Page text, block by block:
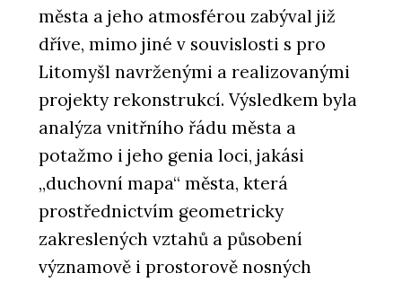
města a jeho atmosférou zabýval již
dříve, mimo jiné v souvislosti s pro
Litomyšl navrženými a realizovanými
projekty rekonstrukcí. Výsledkem byla
analýza vnitřního řádu města a
potažmo i jeho genia loci, jakási
„duchovní mapa“ města, která
prostřednictvím geometricky
zakreslených vztahů a působení
významově i prostorově nosných